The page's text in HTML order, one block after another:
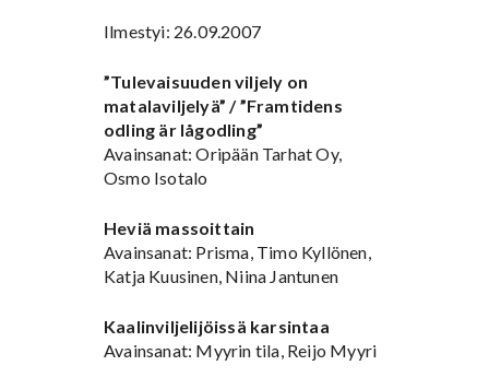
Ilmestyi: 26.09.2007
”Tulevaisuuden viljely on
matalaviljelyä” / ”Framtidens
odling är lågodling”
Avainsanat: Oripään Tarhat Oy,
Osmo Isotalo
Heviä massoittain
Avainsanat: Prisma, Timo Kyllönen,
Katja Kuusinen, Niina Jantunen
Kaalinviljelijöissä karsintaa
Avainsanat: Myyrin tila, Reijo Myyri